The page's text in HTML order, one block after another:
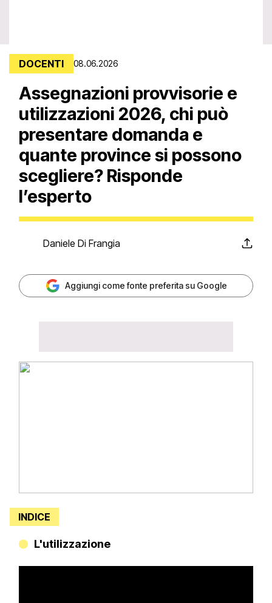
DOCENTI 08.06.2026
Assegnazioni provvisorie e
utilizzazioni 2026, chi può
presentare domanda e
quante province si possono
scegliere? Risponde
l’esperto
Daniele Di Frangia
Aggiungi come fonte preferita su Google
INDICE
L'utilizzazione